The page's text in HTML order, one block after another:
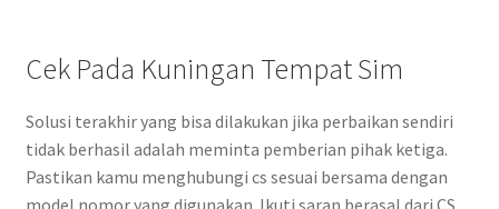
Cek Pada Kuningan Tempat Sim
Solusi terakhir yang bisa dilakukan jika perbaikan sendiri
tidak berhasil adalah meminta pemberian pihak ketiga.
Pastikan kamu menghubungi cs sesuai bersama dengan